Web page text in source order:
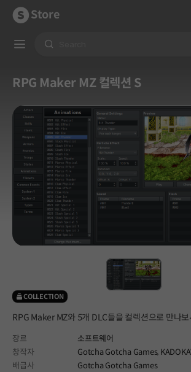
Store
RPG Maker MZ 컬렉션 S
COLLECTION
RPG Maker MZ와 5개 DLC들을 컬렉션으로 만나보
장르
소프트웨어
창작자
Gotcha Gotcha Games,
배급사
Gotcha Gotcha Games